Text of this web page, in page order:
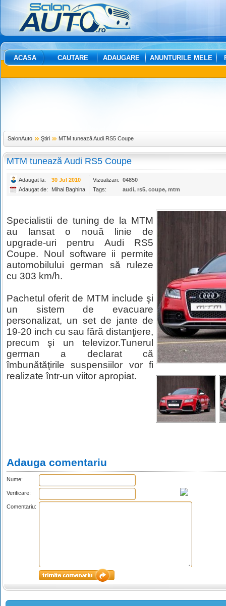
ACASA CAUTARE ADAUGARE ANUNTURILE MELE
SalonAuto Ştiri MTM tunează Audi RS5 Coupe
MTM tunează Audi RS5 Coupe
Adaugat la: 30 Jul 2010 Vizualizari:
04850
Adaugat de:
Mihai Baghina Tags: audi, rs5, coupe, mtm
Specialistii de tuning de la MTM
au lansat o nouă linie de
upgrade-uri pentru Audi RS5
Coupe. Noul software ii permite
automobilului german să ruleze
cu 303 km/h.
Pachetul oferit de MTM include şi
un sistem de evacuare
personalizat, un set de jante de
19-20 inch cu sau fără distanţiere,
precum şi un televizor.Tunerul
german a declarat că
îmbunătăţirile suspensiilor vor fi
realizate într-un viitor apropiat.
Adauga comentariu
Nume:
Verificare:
Comentariu: